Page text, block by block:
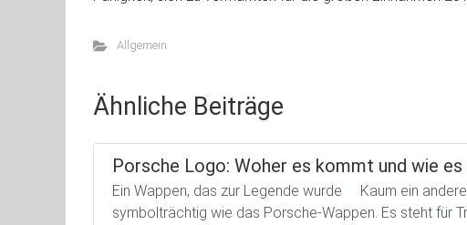
Allgemein
Ähnliche Beiträge
Porsche Logo: Woher es kommt und wie
Ein Wappen, das zur Legende wurde Kaum ein
symbolträchtig wie das Porsche-Wappen. Es steht für